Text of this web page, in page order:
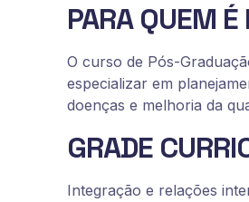
PARA QUEM É
O curso de Pós-
especializar em
doenças e melhoria da
GRADE
Integração e relações